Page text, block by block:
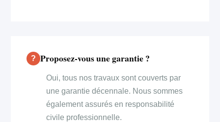
Proposez-vous une garantie ?
Oui, tous nos travaux sont couverts par
une garantie décennale. Nous sommes
également assurés en responsabilité
civile professionnelle.